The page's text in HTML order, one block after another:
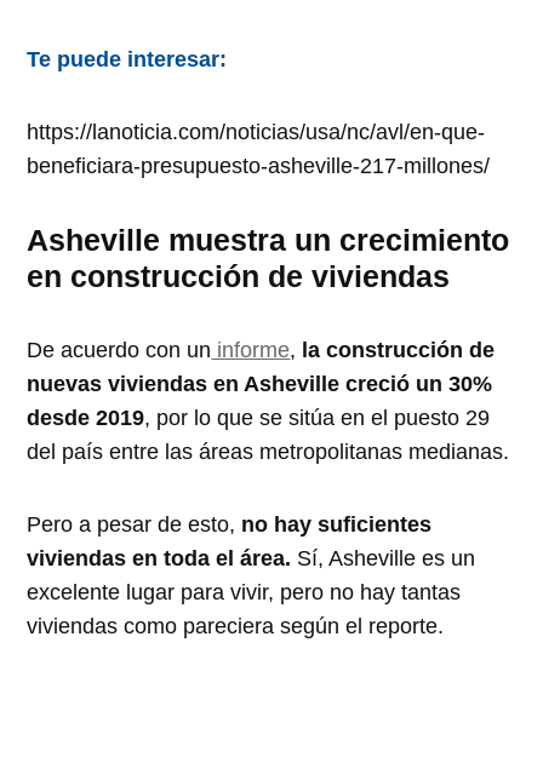
Te puede interesar:
https://lanoticia.com/noticias/usa/nc/avl/en-que-
beneficiara-presupuesto-asheville-217-millones/
Asheville muestra un crecimiento
en construcción de viviendas
De acuerdo con un informe, la construcción de
nuevas viviendas en Asheville creció un 30%
desde 2019, por lo que se sitúa en el puesto 29
del país entre las áreas metropolitanas medianas.
Pero a pesar de esto, no hay suficientes
viviendas en toda el área. Sí, Asheville es un
excelente lugar para vivir, pero no hay tantas
viviendas como pareciera según el reporte.